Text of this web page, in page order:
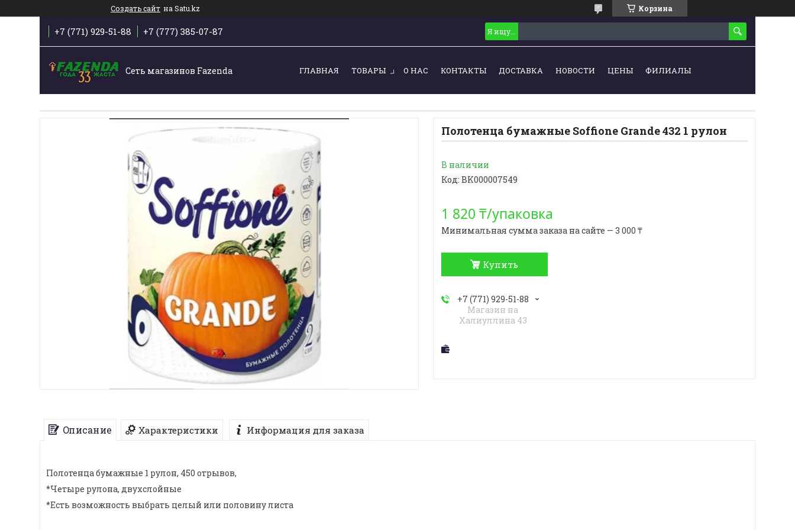
Создать сайт на Satu.kz Корзина
+7 (771) 929-51-88 +7 (777) 385-07-87
Сеть магазинов Fazenda ГЛАВНАЯ ТОВАРЫ О НАС КОНТАКТЫ ДОСТАВКА НОВОСТИ ЦЕНЫ ФИЛИАЛЫ
Полотенца бумажные Soffione Grande 432 1 рулон
В наличии
Код: BK000007549
1 820 ₸/упаковка
Минимальная сумма заказа на сайте — 3 000 ₸
Купить
+7 (771) 929-51-88
Магазин на
Халиуллина 43
Описание Характеристики Информация для заказа
Полотенца бумажные 1 рулон, 450 отрывов,
*Четыре рулона, двухслойные
*Есть возможность выбрать целый или половину листа